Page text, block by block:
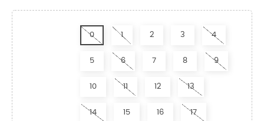
0 1 2 3 4
5 6 7 8 9
10 11 12 13
14 15 16 17